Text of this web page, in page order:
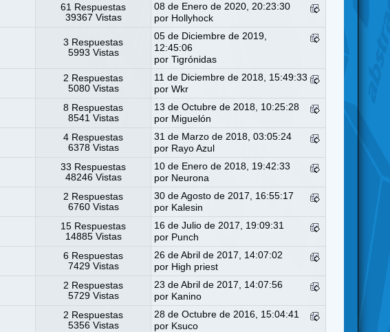
61 Respuestas
39367 Vistas
08 de Enero de 2020, 20:23:30
por Hollyhock
3 Respuestas
5993 Vistas
05 de Diciembre de 2019,
12:45:06
porTigrónidas
2 Respuestas
5080 Vistas
11 de Diciembre de 2018, 15:49:33
porWkr
8 Respuestas
8541 Vistas
13 de Octubre de 2018, 10:25:28
por Miguelón
4 Respuestas
6378 Vistas
31 de Marzo de 2018, 03:05:24
por Rayo Azul
33 Respuestas
48246 Vistas
10 de Enero de 2018, 19:42:33
por Neurona
2 Respuestas
6760 Vistas
30 de Agosto de 2017, 16:55:17
por Kalesin
15 Respuestas
14885 Vistas
16 de Julio de 2017, 19:09:31
por Punch
6 Respuestas
7429 Vistas
26 de Abril de 2017, 14:07:02
por High priest
2 Respuestas
5729 Vistas
23 de Abril de 2017, 14:07:56
por Kanino
2 Respuestas
5356 Vistas
28 de Octubre de 2016, 15:04:41
por Ksuco